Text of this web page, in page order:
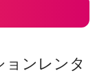
ンレンタ